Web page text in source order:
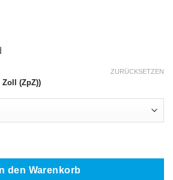
Zoll (ZpZ))
ZURÜCKSETZEN
M42 HSS 3660 x 27 x 0,9 mm
In den Warenkorb